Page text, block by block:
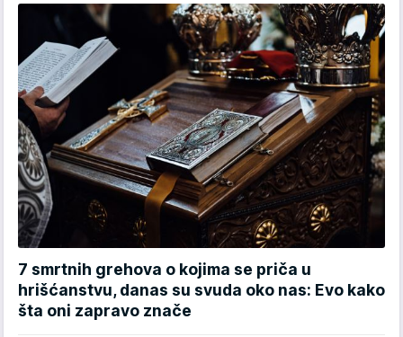
7 smrtnih grehova o kojima se priča u
hrišćanstvu, danas su svuda oko nas: Evo kako
šta oni zapravo znače